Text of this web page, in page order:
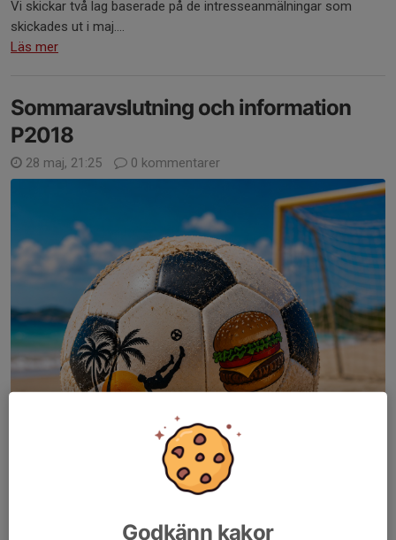
Vi skickar två lag baserade på de intresseanmälningar som
skickades ut i maj....
Läs mer
Sommaravslutning och information
P2018
28 maj, 21:25 0 kommentarer
Godkänn kakor